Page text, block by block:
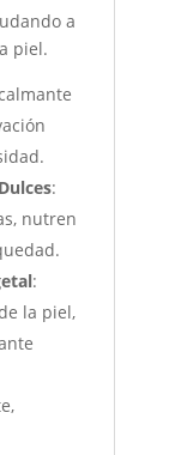
a
piel.
:
nutren
:
la piel,